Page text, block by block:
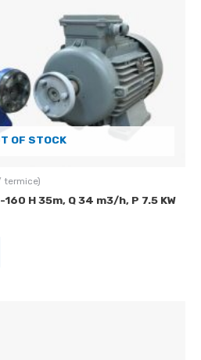
OF STOCK
termice)
H 35m, Q 34 m3/h, P 7.5 KW